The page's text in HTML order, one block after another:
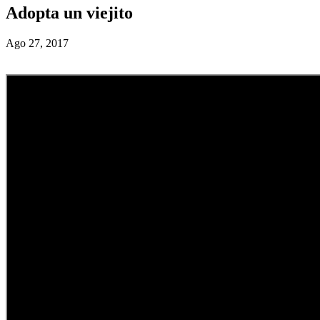
Adopta un viejito
Ago 27, 2017